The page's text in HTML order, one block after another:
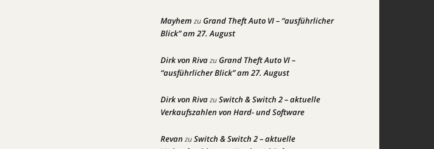
Mayhem zuGrand Theft Auto VI – “ausführlicher
Blick” am 27. August
Dirk von RivazuGrand Theft Auto VI –
“ausführlicher Blick” am 27. August
Dirk von RivazuSwitch & Switch 2 – aktuelle
Verkaufszahlen von Hard- und Software
Revan zuSwitch & Switch 2 – aktuelle